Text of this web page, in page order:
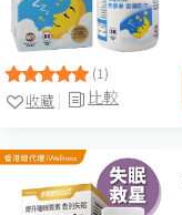
(1)
比較
收藏